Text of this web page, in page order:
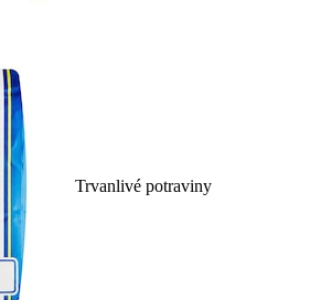
Trvanlivé potraviny